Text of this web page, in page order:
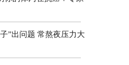
”出问题 常熬夜压力大